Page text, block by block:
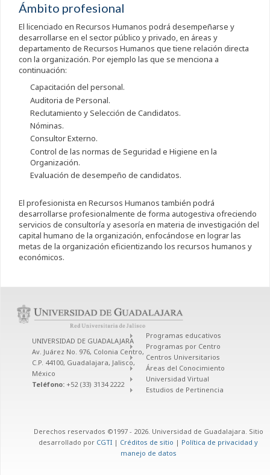
Ámbito profesional
El licenciado en Recursos Humanos podrá desempeñarse y
desarrollarse en el sector público y privado, en áreas y
departamento de Recursos Humanos que tiene relación directa
con la organización. Por ejemplo las que se menciona a
continuación:
Capacitación del personal.
Auditoria de Personal.
Reclutamiento y Selección de Candidatos.
Nóminas.
Consultor Externo.
Control de las normas de Seguridad e Higiene en la
Organización.
Evaluación de desempeño de candidatos.
El profesionista en Recursos Humanos también podrá
desarrollarse profesionalmente de forma autogestiva ofreciendo
servicios de consultoría y asesoría en materia de investigación del
capital humano de la organización, enfocándose en lograr las
metas de la organización eficientizando los recursos humanos y
económicos.
UNIVERSIDAD DE GUADALAJARA
Av. Juárez No. 976, Colonia Centro,
C.P. 44100, Guadalajara, Jalisco,
México
Teléfono: +52 (33) 3134 2222
Programas educativos
Programas por Centro
Centros Universitarios
Áreas del Conocimiento
Universidad Virtual
Estudios de Pertinencia
Derechos reservados ©1997 - 2026. Universidad de Guadalajara. Sitio
desarrollado por CGTI | Créditos de sitio | Política de privacidad y
manejo de datos